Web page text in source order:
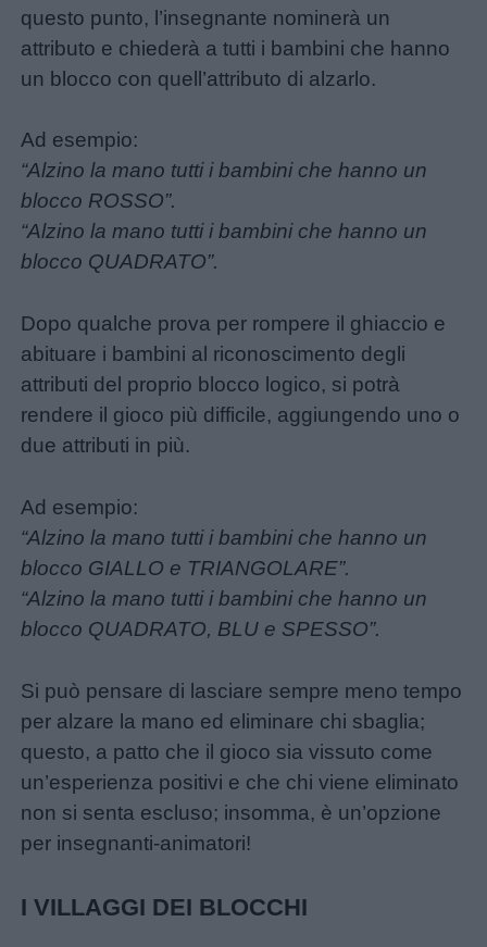
questo punto, l’insegnante nominerà un
attributo e chiederà a tutti i bambini che hanno
un blocco con quell’attributo di alzarlo.
Ad esempio:
“Alzino la mano tutti i bambini che hanno un
blocco ROSSO”.
“Alzino la mano tutti i bambini che hanno un
blocco QUADRATO”.
Dopo qualche prova per rompere il ghiaccio e
abituare i bambini al riconoscimento degli
attributi del proprio blocco logico, si potrà
rendere il gioco più difficile, aggiungendo uno o
due attributi in più.
Ad esempio:
“Alzino la mano tutti i bambini che hanno un
blocco GIALLO e TRIANGOLARE”.
“Alzino la mano tutti i bambini che hanno un
blocco QUADRATO, BLU e SPESSO”.
Si può pensare di lasciare sempre meno tempo
per alzare la mano ed eliminare chi sbaglia;
questo, a patto che il gioco sia vissuto come
un’esperienza positivi e che chi viene eliminato
non si senta escluso; insomma, è un’opzione
per insegnanti-animatori!
I VILLAGGI DEI BLOCCHI